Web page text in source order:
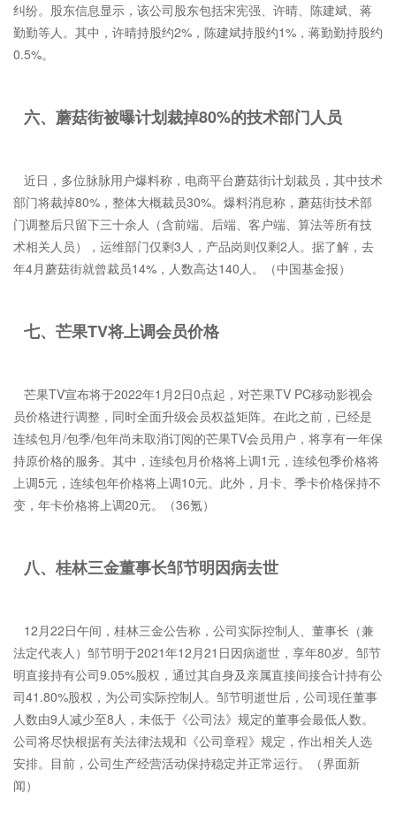
纠纷。股东信息显示，该公司股东包括宋宪强、许晴、陈建斌、蒋
勤勤等人。其中，许晴持股约2%，陈建斌持股约1%，蒋勤勤持股约
0.5%。
六、蘑菇街被曝计划裁掉80%的技术部门人员
近日，多位脉脉用户爆料称，电商平台蘑菇街计划裁员，其中技术
部门将裁掉80%，整体大概裁员30%。爆料消息称，蘑菇街技术部
门调整后只留下三十余人（含前端、后端、客户端、算法等所有技
术相关人员），运维部门仅剩3人，产品岗则仅剩2人。据了解，去
年4月蘑菇街就曾裁员14%，人数高达140人。（中国基金报）
七、芒果TV将上调会员价格
芒果TV宣布将于2022年1月2日0点起，对芒果TV PC移动影视会
员价格进行调整，同时全面升级会员权益矩阵。在此之前，已经是
连续包月/包季/包年尚未取消订阅的芒果TV会员用户，将享有一年保
持原价格的服务。其中，连续包月价格将上调1元，连续包季价格将
上调5元，连续包年价格将上调10元。此外，月卡、季卡价格保持不
变，年卡价格将上调20元。（36氪）
八、桂林三金董事长邹节明因病去世
12月22日午间，桂林三金公告称，公司实际控制人、董事长（兼
法定代表人）邹节明于2021年12月21日因病逝世，享年80岁。邹节
明直接持有公司9.05%股权，通过其自身及亲属直接间接合计持有公
司41.80%股权，为公司实际控制人。邹节明逝世后，公司现任董事
人数由9人减少至8人，未低于《公司法》规定的董事会最低人数。
公司将尽快根据有关法律法规和《公司章程》规定，作出相关人选
安排。目前，公司生产经营活动保持稳定并正常运行。（界面新
闻）